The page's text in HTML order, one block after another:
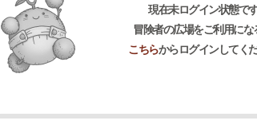
現在未ログイン状態です
冒険者の広場をご利用にな
こちらからログインしてくだ